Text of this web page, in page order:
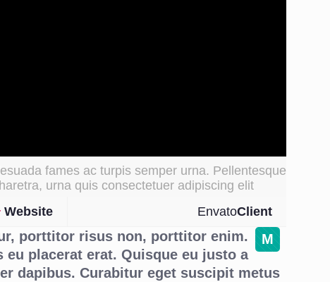
fames ac turpis semper urna. Pellentesque
urna quis consectetuer adipiscing elit.
Client
Envato
Website
M
porttitor risus non, porttitor enim.
placerat erat. Quisque eu justo a
dapibus. Curabitur eget suscipit metus.